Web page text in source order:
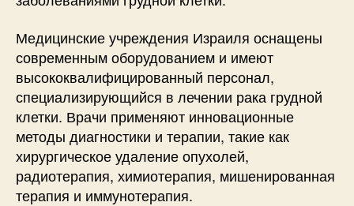
Медицинские учреждения Израиля оснащены
современным оборудованием и имеют
высококвалифицированный персонал,
специализирующийся в лечении рака грудной
клетки. Врачи применяют инновационные
методы диагностики и терапии, такие как
хирургическое удаление опухолей,
радиотерапия, химиотерапия, мишенированная
терапия и иммунотерапия.